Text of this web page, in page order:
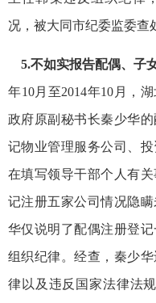
况，被大同市纪委监委查
5.不如实报告配偶、子
年10月至2014年10月，
政府原副秘书长秦少华
记物业管理服务公司、
在填写领导干部个人有
记注册五家公司情况隐
华仅说明了配偶注册登
组织纪律。经查，秦少
律以及违反国家法律法